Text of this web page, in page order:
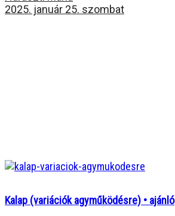
2025. január 25. szombat
Kalap (variációk agyműködésre) • ajánló